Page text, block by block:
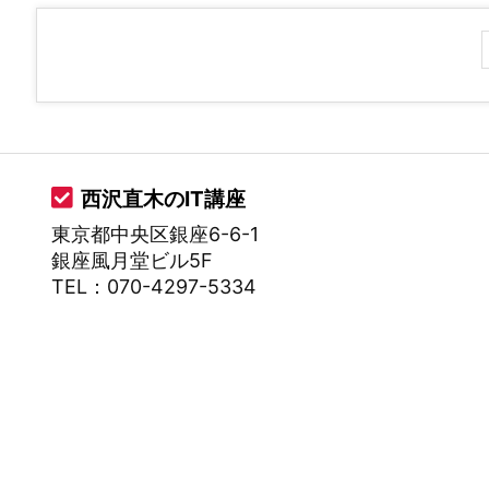
西沢直木のIT講座
東京都中央区銀座6-6-1
銀座風月堂ビル5F
TEL：070-4297-5334